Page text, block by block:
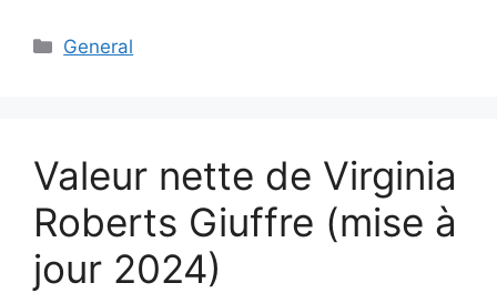
Categories
General
Valeur nette de Virginia
Roberts Giuffre (mise à
jour 2024)